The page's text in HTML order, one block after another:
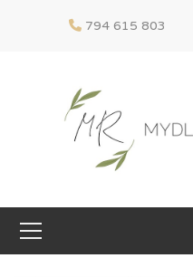
794 615 803